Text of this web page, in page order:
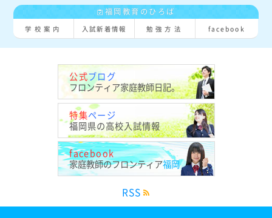
福岡教育のひろば
学校案内 入試新着情報 勉強方法 facebook
公式ブログ
フロンティア家庭教師日記。
特集ページ
福岡県の高校入試情報
facebook
家庭教師のフロンティア福岡
RSS